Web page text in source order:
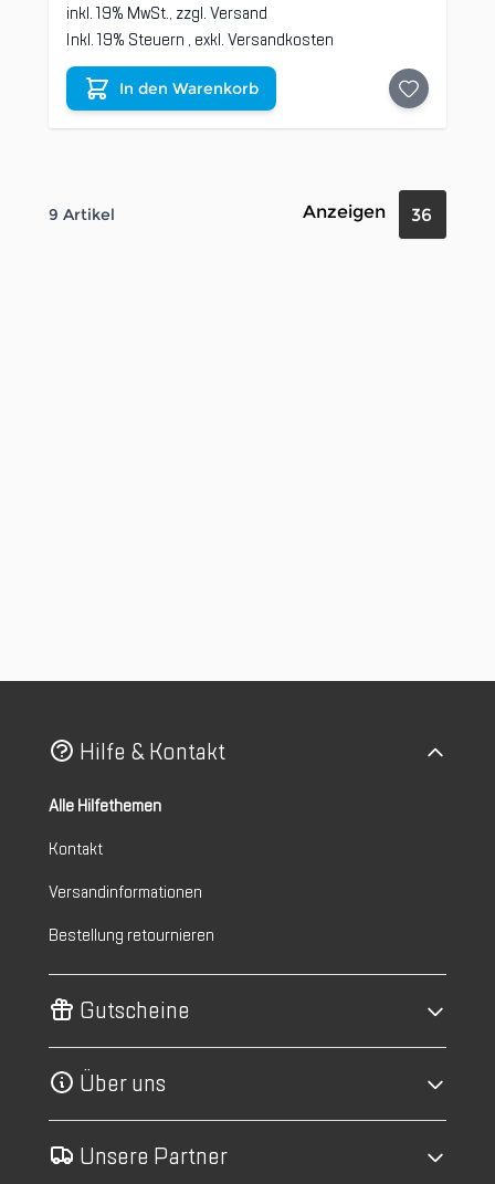
inkl. 19% MwSt., zzgl.Versand
Inkl. 19% Steuern , exkl.Versandkosten
In den Warenkorb
9 Artikel Anzeigen
Hilfe & Kontakt
Alle Hilfethemen
Kontakt
Versandinformationen
Bestellung retournieren
Gutscheine
Über uns
Unsere Partner